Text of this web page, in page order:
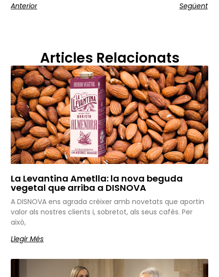
Anterior Següent
Articles Relacionats
La Levantina Ametlla: la nova beguda
vegetal que arriba a DISNOVA
A DISNOVA ens agrada créixer amb novetats que aportin
valor als nostres clients i, sobretot, als seus cafès. Per
això,
Llegir Més